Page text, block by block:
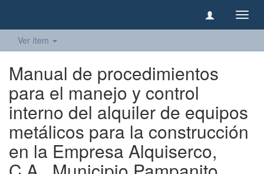
Ver ítem
Manual de procedimientos
para el manejo y control
interno del alquiler de equipos
metálicos para la construcción
en la Empresa Alquiserco,